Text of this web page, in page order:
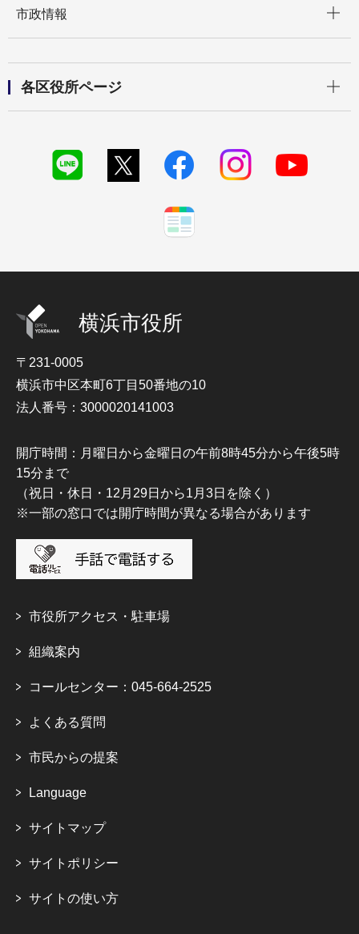
市政情報
各区役所ページ
横浜市役所
〒231-0005
横浜市中区本町6丁目50番地の10
法人番号：3000020141003
開庁時間：月曜日から金曜日の午前8時45分から午後5時
15分まで
（祝日・休日・12月29日から1月3日を除く）
※一部の窓口では開庁時間が異なる場合があります
市役所アクセス・駐車場
組織案内
コールセンター：045-664-2525
よくある質問
市民からの提案
Language
サイトマップ
サイトポリシー
サイトの使い方